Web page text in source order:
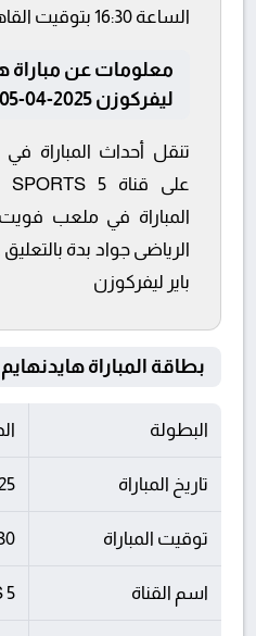
الساعة 16:30 بتوقيت القاهرة و 16:30.
معلومات عن مباراة
ليفركوزن 2025-04-05
تنقل أحداث المباراة
المباراة في ملعب
الرياضى جواد بدة
باير ليفركوزن
بطاقة المباراة هايدنهايم Vs باير ليفركوزن
البطولة
تاريخ المباراة
توقيت المباراة
اسم القناة 5